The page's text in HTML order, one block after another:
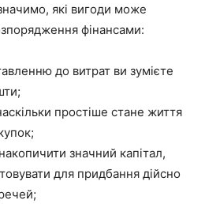
які вигоди може
фінансами:
до витрат ви зумієте
простіше стане життя
значний капітал,
для придбання дійсно